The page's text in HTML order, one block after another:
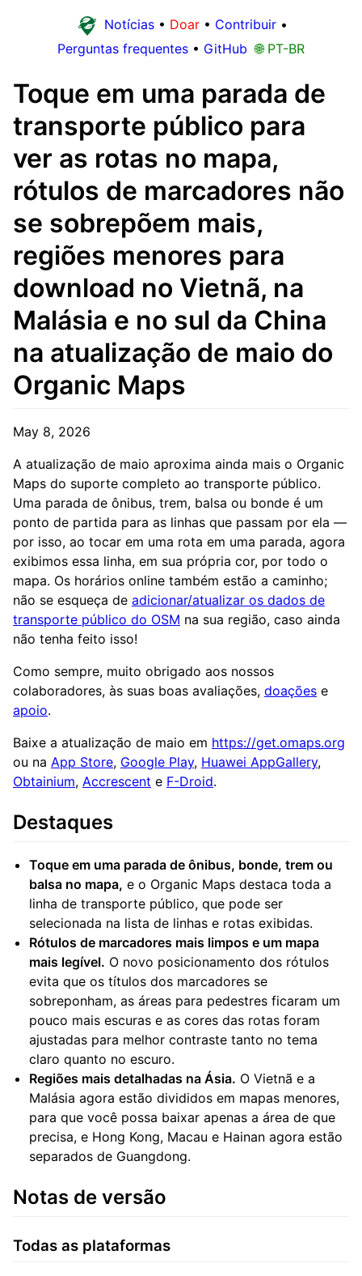
Notícias • Doar • Contribuir •
Perguntas frequentes • GitHub 🌐 PT-BR
Toque em uma parada de
transporte público para
ver as rotas no mapa,
rótulos de marcadores não
se sobrepõem mais,
regiões menores para
download no Vietnã, na
Malásia e no sul da China
na atualização de maio do
Organic Maps
May 8, 2026
A atualização de maio aproxima ainda mais o Organic
Maps do suporte completo ao transporte público.
Uma parada de ônibus, trem, balsa ou bonde é um
ponto de partida para as linhas que passam por ela —
por isso, ao tocar em uma rota em uma parada, agora
exibimos essa linha, em sua própria cor, por todo o
mapa. Os horários online também estão a caminho;
não se esqueça de adicionar/atualizar os dados de
transporte público do OSM na sua região, caso ainda
não tenha feito isso!
Como sempre, muito obrigado aos nossos
colaboradores, às suas boas avaliações, doações e
apoio.
Baixe a atualização de maio em https://get.omaps.org
ou na App Store, Google Play, Huawei AppGallery,
Obtainium, Accrescent e F-Droid.
Destaques
Toque em uma parada de ônibus, bonde, trem ou
balsa no mapa, e o Organic Maps destaca toda a
linha de transporte público, que pode ser
selecionada na lista de linhas e rotas exibidas.
Rótulos de marcadores mais limpos e um mapa
mais legível. O novo posicionamento dos rótulos
evita que os títulos dos marcadores se
sobreponham, as áreas para pedestres ficaram um
pouco mais escuras e as cores das rotas foram
ajustadas para melhor contraste tanto no tema
claro quanto no escuro.
Regiões mais detalhadas na Ásia. O Vietnã e a
Malásia agora estão divididos em mapas menores,
para que você possa baixar apenas a área de que
precisa, e Hong Kong, Macau e Hainan agora estão
separados de Guangdong.
Notas de versão
Todas as plataformas